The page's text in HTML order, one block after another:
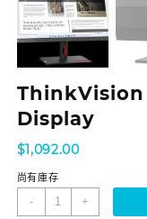
ThinkVision
Display
$1,092.00
尚有庫存
- +